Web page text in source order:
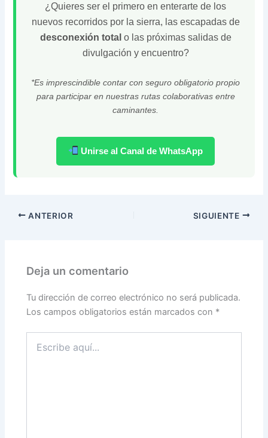
¿Quieres ser el primero en enterarte de los
nuevos recorridos por la sierra, las escapadas de
desconexión total o las próximas salidas de
divulgación y encuentro?
*Es imprescindible contar con seguro obligatorio propio
para participar en nuestras rutas colaborativas entre
caminantes.
Unirse al Canal de WhatsApp
ANTERIOR SIGUIENTE
Deja un comentario
Tu dirección de correo electrónico no será publicada.
Los campos obligatorios están marcados con *
aquí...